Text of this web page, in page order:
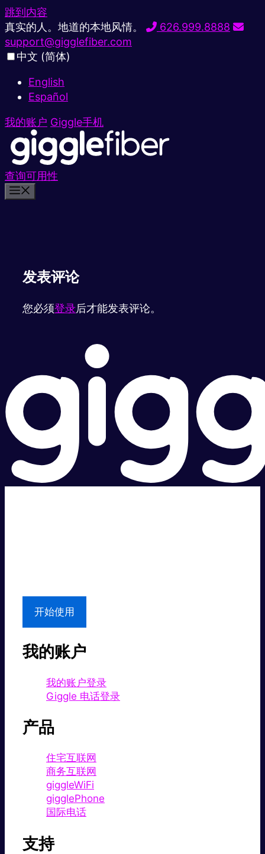
跳到内容
真实的人。地道的本地风情。
626.999.8888
support@gigglefiber.com
中文 (简体)
English
Español
我的账户 Giggle手机
查询可用性
发表评论
您必须登录后才能发表评论。
开始使用
我的账户
我的账户登录
Giggle 电话登录
产品
住宅互联网
商务互联网
giggleWiFi
gigglePhone
国际电话
支持